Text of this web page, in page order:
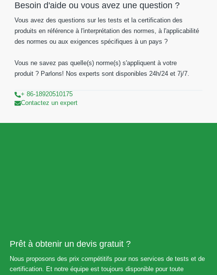
Besoin d'aide ou vous avez une question ?
Vous avez des questions sur les tests et la certification des
produits en référence à l'interprétation des normes, à l'applicabilité
des normes ou aux exigences spécifiques à un pays ?
Vous ne savez pas quelle(s) norme(s) s'appliquent à votre
produit ? Parlons! Nos experts sont disponibles 24h/24 et 7j/7.
+ 86-18920510175
Contactez un expert
Prêt à obtenir un devis gratuit ?
Nous proposons des prix compétitifs pour nos services de tests et de
certification. Et notre équipe est toujours disponible pour toute